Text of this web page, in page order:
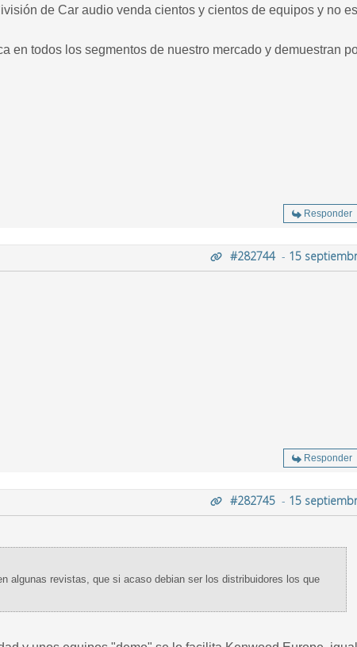
de Car audio venda cientos y cientos de equipos y no
en todos los segmentos de nuestro mercado y demuestran
Responder
#282744- 15
Responder
#282745 - 15
algunas revistas, que si acaso debian ser los distribuidores los que